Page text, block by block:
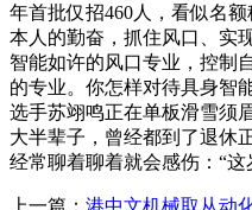
年首批仅招460人，看似名
本人的勤奋，抓住风口、实
智能如许的风口专业，控制
的专业。你怎样对待具身智
选手苏翊鸣正在单板滑雪须
大半辈子，曾经都到了退休
经常聊着聊着就会感伤：“
上一篇： 港中文机械取从动